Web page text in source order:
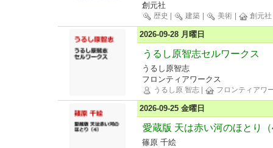
創元社
歴史 建築 美術 創元社
2026-09-28 月曜日
うるし原智志セルワークス
うるし原智志
フロンティアワークス
うるし原 智志 フロンティアワ
2026-09-25 金曜日
愛蔵版 天は赤い河のほとり
篠原 千絵